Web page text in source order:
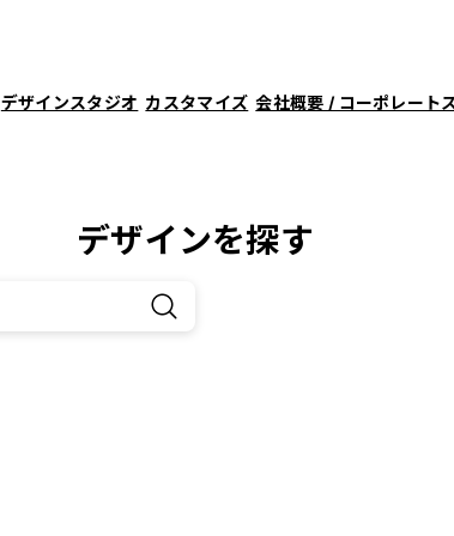
デザインスタジオ カスタマイズ 会社概要 / コーポレート
デザインを探す